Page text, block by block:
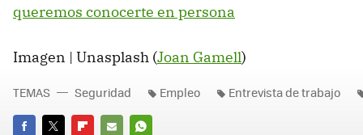
queremos conocerte en persona
Imagen | Unasplash (Joan Gamell)
TEMAS Seguridad Empleo Entrevista de trabajo